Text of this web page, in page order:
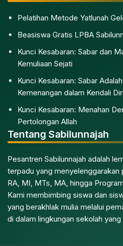
Pelatihan Metode Yatlunah
Beasiswa Gratis LPBA
Kunci Kesabaran: Sabar dan
Kemuliaan Sejati
Kunci Kesabaran: Sabar
Kemenangan dalam Kendali Diri
Kunci Kesabaran: Menahan
Pertolongan Allah
Tentang Sabilunnajah
Pesantren Sabilunnajah adalah
terpadu yang menyelenggarakan
RA, MI, MTs, MA, hingga
Kami membimbing siswa dan
yang berakhlak mulia melalui
di dalam lingkungan sekolah yang